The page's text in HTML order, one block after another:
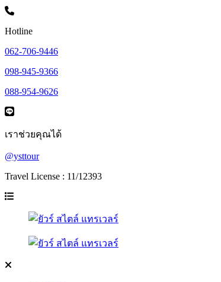
Hotline
062-706-9446
098-945-9366
088-954-9626
เราช่วยคุณได้
@ysttour
Travel License : 11/12393